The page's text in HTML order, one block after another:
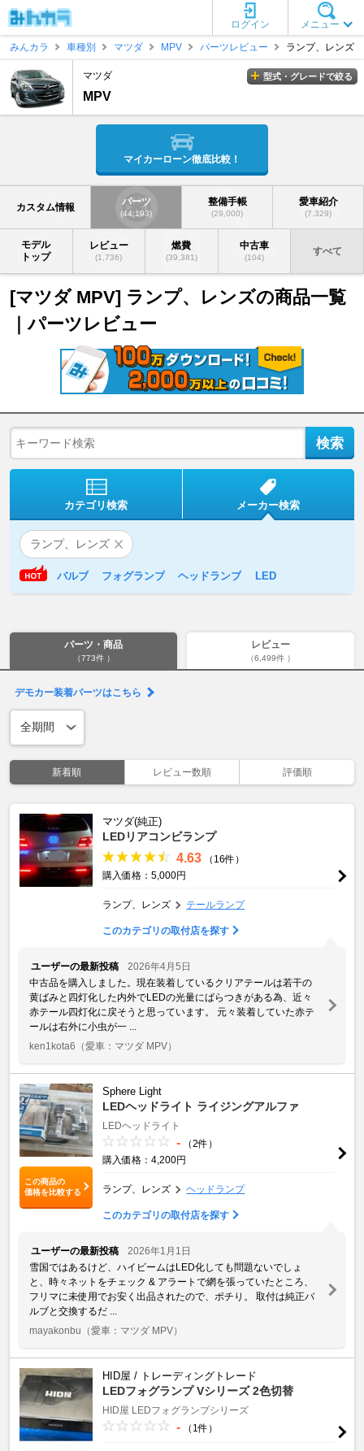
メニュー
ログイン
みんカラ
車種別 マツダ MPV パーツレビュー ランプ、レンズ
マツダ
MPV
型式・グレードで絞る
マイカーローン徹底比較！
カスタム情報 パーツ
(44,193)
整備手帳
(29,000)
愛車紹介
(7,329)
モデル
トップ
レビュー
(1,736)
燃費
(39,381)
中古車
(104)
すべて
[マツダ MPV] ランプ、レンズの商品一覧
｜パーツレビュー
カテゴリ検索 メーカー検索
ランプ、レンズ
バルブ フォグランプ ヘッドランプ LED
パーツ・商品
（773件 ）
レビュー
（6,499件 ）
デモカー装着パーツはこちら
新着順 レビュー数順 評価順
マツダ(純正)
LEDリアコンビランプ
4.63
（16件）
購入価格：5,000円
ランプ、レンズ テールランプ
このカテゴリの取付店を探す
ユーザーの最新投稿
2026年4月5日
中古品を購入しました。現在装着しているクリアテールは若干の
黄ばみと四灯化した内外でLEDの光量にばらつきがある為、近々
赤テール四灯化に戻そうと思っています。 元々装着していた赤テ
ールは右外に小虫が一 ...
ken1kota6 （愛車：マツダ MPV）
この商品の
価格を比較する
Sphere Light
LEDヘッドライト ライジングアルファ
LEDヘッドライト
-
（2件）
購入価格：4,200円
ランプ、レンズ ヘッドランプ
このカテゴリの取付店を探す
ユーザーの最新投稿
2026年1月1日
雪国ではあるけど、ハイビームはLED化しても問題ないでしょ
と、時々ネットをチェック & アラートで網を張っていたところ、
フリマに未使用でお安く出品されたので、ポチり。 取付は純正バ
ルブと交換するだ ...
mayakonbu （愛車：マツダ MPV）
HID屋 / トレーディングトレード
LEDフォグランプ Vシリーズ 2色切替
HID屋 LEDフォグランプシリーズ
- （1件）